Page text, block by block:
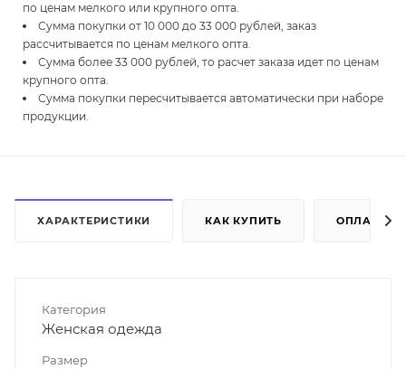
по ценам мелкого или крупного опта.
Сумма покупки от 10 000 до 33 000 рублей, заказ
рассчитывается по ценам мелкого опта.
Сумма более 33 000 рублей, то расчет заказа идет по ценам
крупного опта.
Сумма покупки пересчитывается автоматически при наборе
продукции.
ХАРАКТЕРИСТИКИ КАК КУПИТЬ ОПЛАТА
Категория
Женская одежда
Размер